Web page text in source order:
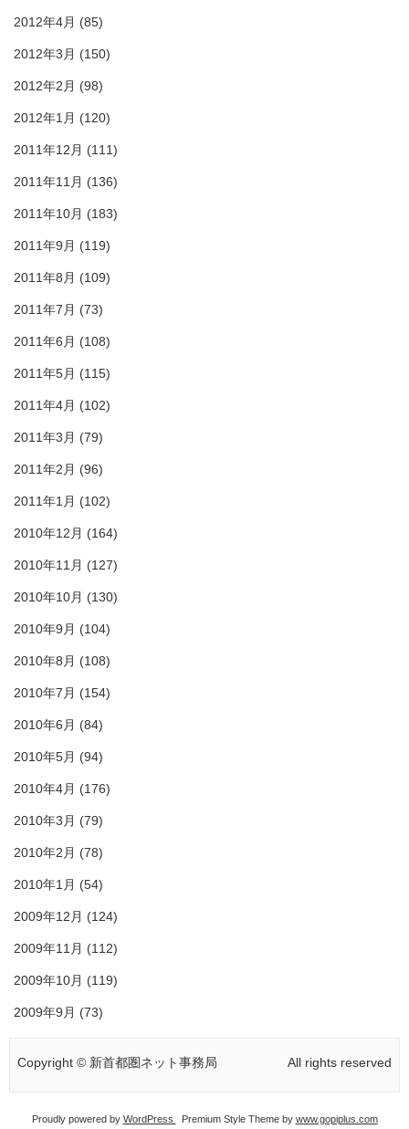
2012年4月 (85)
2012年3月 (150)
2012年2月 (98)
2012年1月 (120)
2011年12月 (111)
2011年11月 (136)
2011年10月 (183)
2011年9月 (119)
2011年8月 (109)
2011年7月 (73)
2011年6月 (108)
2011年5月 (115)
2011年4月 (102)
2011年3月 (79)
2011年2月 (96)
2011年1月 (102)
2010年12月 (164)
2010年11月 (127)
2010年10月 (130)
2010年9月 (104)
2010年8月 (108)
2010年7月 (154)
2010年6月 (84)
2010年5月 (94)
2010年4月 (176)
2010年3月 (79)
2010年2月 (78)
2010年1月 (54)
2009年12月 (124)
2009年11月 (112)
2009年10月 (119)
2009年9月 (73)
Copyright © 新首都圏ネット事務局 All rights reserved
Proudly powered by WordPress Premium Style Theme by www.gopiplus.com